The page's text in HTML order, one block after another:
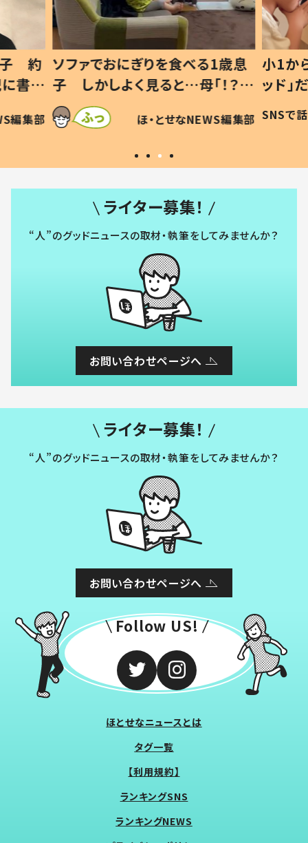
歳息
？」
編集部
小1から不登校、息子は「ギフテ
ッド」だった 父が“ウチ給食”を
作り続ける理由とは #令和の親
#令和の子
SNSで話題 ほ・とせなNEWS編集部
ひ孫
が、抱
「涙
い」
ライター募集！
“人”のグッドニュースの取材・執筆をしてみませんか？
お問い合わせページへ
ライター募集！
“人”のグッドニュースの取材・執筆をしてみませんか？
お問い合わせページへ
Follow US!
ほとせなニュースとは
タグ一覧
【利用規約】
ランキングSNS
ランキングNEWS